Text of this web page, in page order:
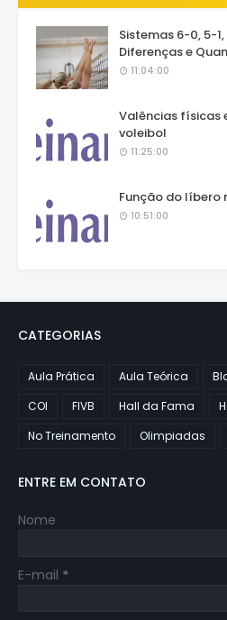
Sistemas 6-0, 5-
Diferenças e
11:04:00
Valências físicas
voleibol
11:25:00
Função do líbero
10:51:00
CATEGORIAS
Aula Prática Aula Teórica
COI
FIVB Hall da Fama
No Treinamento
Olimpiadas
ENTRE EM CONTATO
Nome
E-mail *